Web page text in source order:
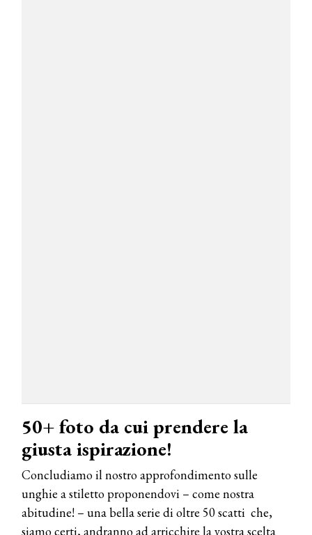
50+ foto da cui prendere la
giusta ispirazione!
Concludiamo il nostro approfondimento sulle
unghie a stiletto proponendovi – come nostra
abitudine! – una bella serie di oltre 50 scatti che,
siamo certi, andranno ad arricchire la vostra scelta